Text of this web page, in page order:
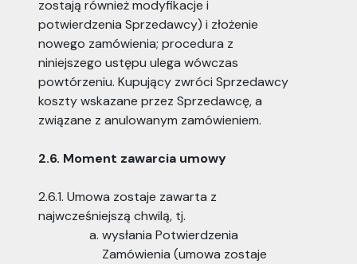
zostają również modyfikacje i
potwierdzenia Sprzedawcy) i złożenie
nowego zamówienia; procedura z
niniejszego ustępu ulega wówczas
powtórzeniu. Kupujący zwróci Sprzedawcy
koszty wskazane przez Sprzedawcę, a
związane z anulowanym zamówieniem.
2.6. Moment zawarcia umowy
2.6.1. Umowa zostaje zawarta z
najwcześniejszą chwilą, tj.
wysłania Potwierdzenia
Zamówienia (umowa zostaje